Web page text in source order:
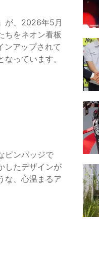
が、2026年5月
ちをネオン看板
ンアップされて
っています。
ピンバッジで
したデザインが
な、心温まるア